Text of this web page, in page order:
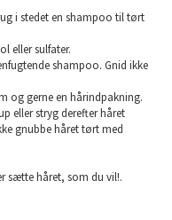
i stedet en shampoo til tørt
eller sulfater.
shampoo. Gnid ikke
og gerne en hårindpakning.
eller stryg derefter håret
gnubbe håret tørt med
sætte håret, som du vil!.